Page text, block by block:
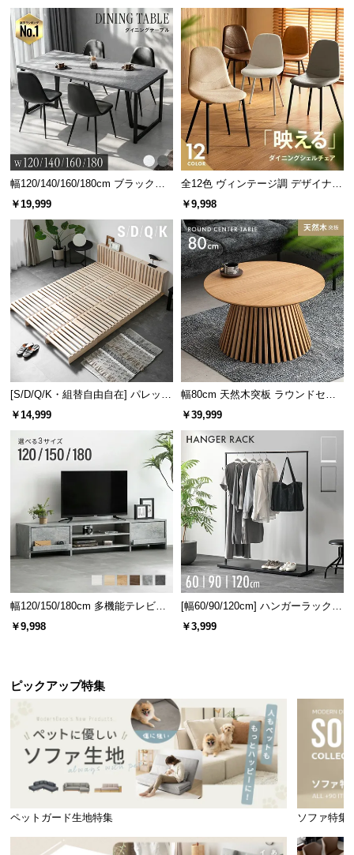
幅120/140/160/180cm ブラックフ
レーム ダイニング 大理石調 4人掛
￥19,999
全12色 ヴィンテージ調 デザイナー
ズシェルチェア
￥9,998
[S/D/Q/K・組替自由自在] パレット
ベッド 8/12/16枚セット
￥14,999
幅80cm 天然木突板 ラウンドセン
ターテーブル 美しい格子デザイン
￥39,999
幅120/150/180cm 多機能テレビボ
ード 木目/石目調 オープン収納・
引き出し収納付き
￥9,998
[幅60/90/120cm] ハンガーラック
スチール 4段階高さ調節 サイドフ
ック オープンラック シンプル
￥3,999
ピックアップ特集
ペットガード生地特集 ソファ特集